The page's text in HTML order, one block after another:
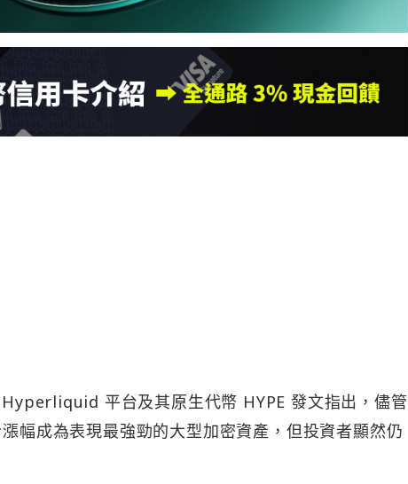
平台及其原生代幣 HYPE 發文指出，儘管
幅成為表現最強勁的大型加密資產，但投資者顯然仍